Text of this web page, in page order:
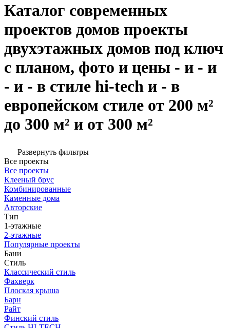
Каталог современных
проектов домов проекты
двухэтажных домов под ключ
с планом, фото и цены - и - и
- и - в стиле hi-tech и - в
европейском стиле от 200 м²
до 300 м² и от 300 м²
Развернуть фильтры
Все проекты
Все проекты
Клееный брус
Комбинированные
Каменные дома
Авторские
Тип
1-этажные
2-этажные
Популярные проекты
Бани
Стиль
Классический стиль
Фахверк
Плоская крыша
Барн
Райт
Финский стиль